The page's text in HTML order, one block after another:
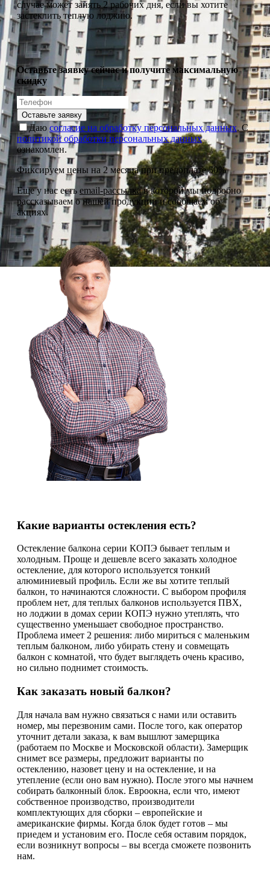
случае может занять 2 рабочих дня, если вы хотите
застеклить теплую лоджию.
Оставьте заявку сейчас и получите максимальную
скидку
Оставьте заявку
Даю согласие на обработку персональных данных. С
политикой обработки персональных данных
ознакомлен.
Фиксируем цены на 2 месяца при предоплате 50%
Еще у нас есть email-рассылкав которой мы подробно
рассказываем о нашей продукции и сообщаем об
акциях.
Какие варианты остекления есть?
Остекление балкона серии КОПЭ бывает теплым и
холодным. Проще и дешевле всего заказать холодное
остекление, для которого используется тонкий
алюминиевый профиль. Если же вы хотите теплый
балкон, то начинаются сложности. С выбором профиля
проблем нет, для теплых балконов используется ПВХ,
но лоджии в домах серии КОПЭ нужно утеплять, что
существенно уменьшает свободное пространство.
Проблема имеет 2 решения: либо мириться с маленьким
теплым балконом, либо убирать стену и совмещать
балкон с комнатой, что будет выглядеть очень красиво,
но сильно поднимет стоимость.
Как заказать новый балкон?
Для начала вам нужно связаться с нами или оставить
номер, мы перезвоним сами. После того, как оператор
уточнит детали заказа, к вам вышлют замерщика
(работаем по Москве и Московской области). Замерщик
снимет все размеры, предложит варианты по
остеклению, назовет цену и на остекление, и на
утепление (если оно вам нужно). После этого мы начнем
собирать балконный блок. Евроокна, если что, имеют
собственное производство, производители
комплектующих для сборки – европейские и
американские фирмы. Когда блок будет готов – мы
приедем и установим его. После себя оставим порядок,
если возникнут вопросы – вы всегда сможете позвонить
нам.